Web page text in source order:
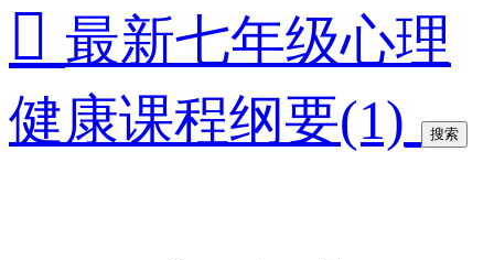
 最新七年级心理
健康课程纲要(1)
搜索